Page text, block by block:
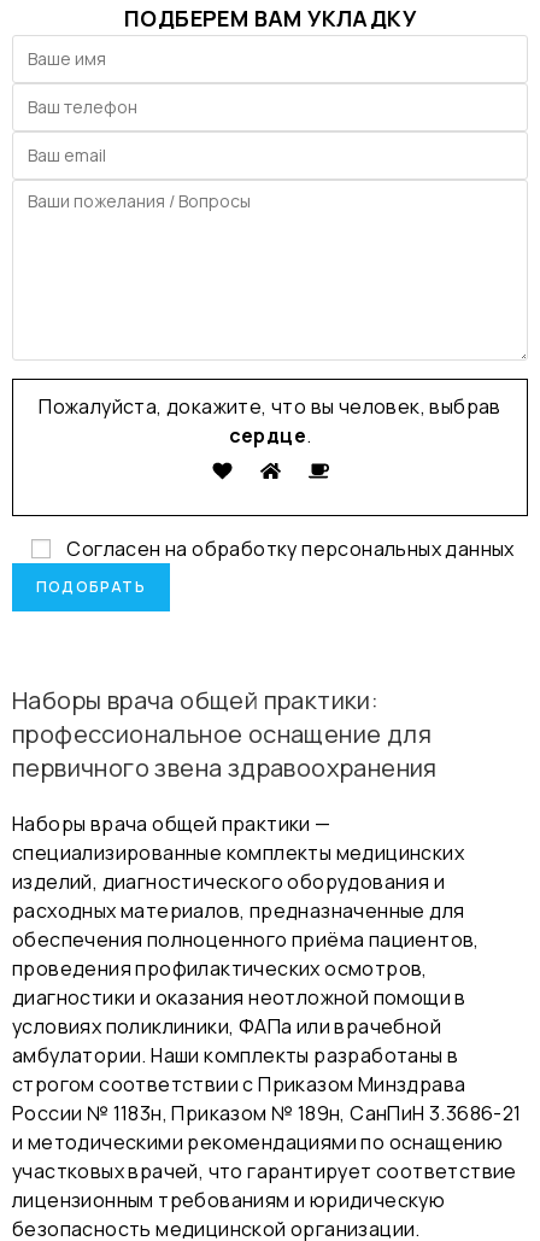
ПОДБЕРЕМ ВАМ УКЛАДКУ
Пожалуйста, докажите, что вы человек, выбрав
сердце.
Согласен на обработкуперсональных данных
Наборы врача общей практики:
профессиональное оснащение для
первичного звена здравоохранения
Наборы врача общей практики —
специализированные комплекты медицинских
изделий, диагностического оборудования и
расходных материалов, предназначенные для
обеспечения полноценного приёма пациентов,
проведения профилактических осмотров,
диагностики и оказания неотложной помощи в
условиях поликлиники, ФАПа или врачебной
амбулатории. Наши комплекты разработаны в
строгом соответствии с Приказом Минздрава
России № 1183н, Приказом № 189н, СанПиН 3.3686-21
и методическими рекомендациями по оснащению
участковых врачей, что гарантирует соответствие
лицензионным требованиям и юридическую
безопасность медицинской организации.